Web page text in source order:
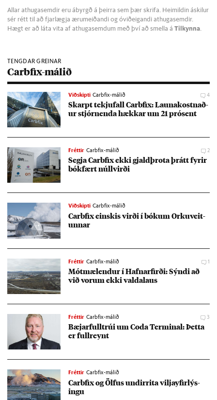
Allar athugasemdir eru ábyrgð á þeirra sem þær skrifa. Heimildin áskilur
sér rétt til að fjarlægja ærumeiðandi og óviðeigandi athugasemdir.
Hægt er að láta vita af athugasemdum með því að smella á Tilkynna
TENGDAR GREINAR
Carbfix-málið
Viðskipti Carbfix-málið 4
Skarpt tekju­fall Car­bfix: Launa­kostn­að­
ur stjórn­enda hækk­ar um 21 pró­sent
Fréttir Carbfix-málið 2
Segja Car­bfix ekki gjald­þrota þrátt fyr­ir
bók­fært núll­virði
Viðskipti Carbfix-málið
Car­bfix einskis virði í bók­um Orku­veit­
unn­ar
Fréttir Carbfix-málið 1
Mót­mæl­end­ur í Hafnar­firði: Sýndi að
við vor­um ekki valda­laus
Fréttir Carbfix-málið 3
Bæj­ar­full­trúi um Coda Term­inal: Þetta
er full­reynt
Fréttir Carbfix-málið
Car­bfix og Ölfus und­ir­rita vilja­yf­ir­lýs­
ingu